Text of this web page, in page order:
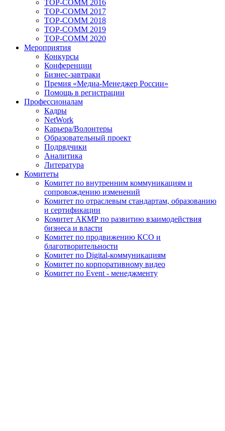
TOP-COMM 2016
TOP-COMM 2017
TOP-COMM 2018
TOP-COMM 2019
TOP-COMM 2020
Мероприятия
Конкурсы
Конференции
Бизнес-завтраки
Премия «Медиа-Менеджер России»
Помощь в регистрации
Профессионалам
Кадры
NetWork
Карьера/Волонтеры
Образовательный проект
Подрядчики
Аналитика
Литература
Комитеты
Комитет по внутренним коммуникациям и
сопровождению изменений
Комитет по отраслевым стандартам, образованию
и сертификации
Комитет АКМР по развитию взаимодействия
бизнеса и власти
Комитет по продвижению КСО и
благотворительности
Комитет по Digital-коммуникациям
Комитет по корпоративному видео
Комитет по Event - менеджменту